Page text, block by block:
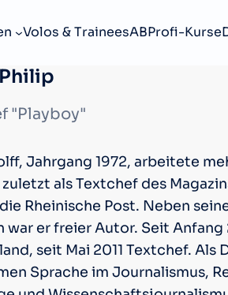
Volos & TraineesABProfi-Kurse
"Playboy"
Jahrgang 1972, arbeitete
als Textchef des
Rheinische Post. Neben
war er freier Autor. Seit
seit Mai 2011 Textchef. Als
Sprache im Journalismus,